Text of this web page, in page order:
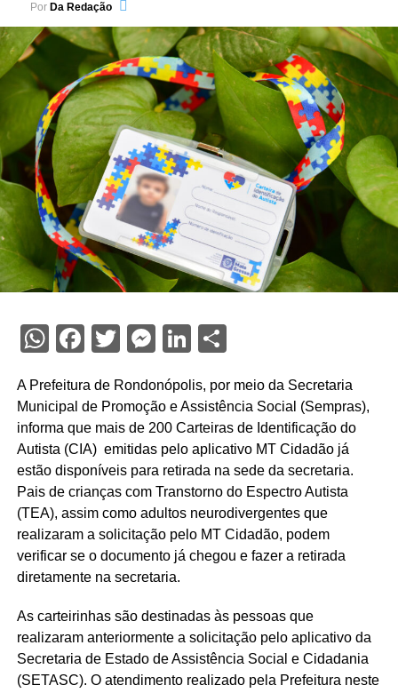
Por Da Redação
WhatsApp
Facebook
Twitter
Messenger
LinkedIn
Share
A Prefeitura de Rondonópolis, por meio da Secretaria
Municipal de Promoção e Assistência Social (Sempras),
informa que mais de 200 Carteiras de Identificação do
Autista (CIA) emitidas pelo aplicativo MT Cidadão já
estão disponíveis para retirada na sede da secretaria.
Pais de crianças com Transtorno do Espectro Autista
(TEA), assim como adultos neurodivergentes que
realizaram a solicitação pelo MT Cidadão, podem
verificar se o documento já chegou e fazer a retirada
diretamente na secretaria.
As carteirinhas são destinadas às pessoas que
realizaram anteriormente a solicitação pelo aplicativo da
Secretaria de Estado de Assistência Social e Cidadania
(SETASC). O atendimento realizado pela Prefeitura neste